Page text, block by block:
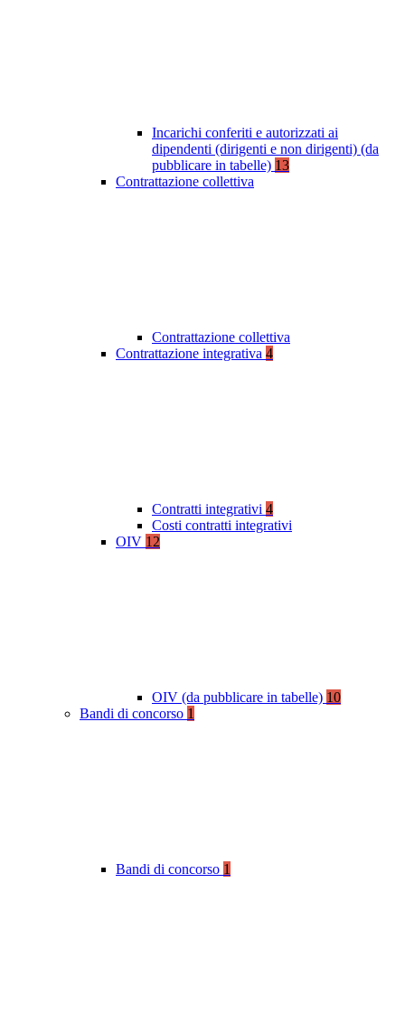
Incarichi conferiti e autorizzati ai
dipendenti (dirigenti e non dirigenti) (da
pubblicare in tabelle) 13
Contrattazione collettiva
Contrattazione collettiva
Contrattazione integrativa 4
Contratti integrativi 4
Costi contratti integrativi
OIV 12
OIV (da pubblicare in tabelle) 10
Bandi di concorso 1
Bandi di concorso 1